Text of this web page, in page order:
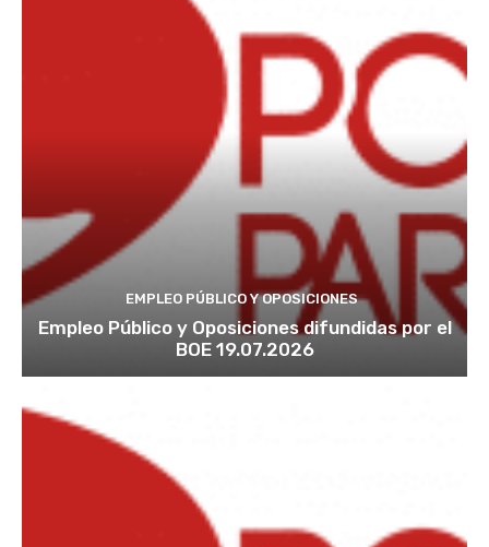
EMPLEO PÚBLICO Y OPOSICIONES
Empleo Público y Oposiciones difundidas por el
BOE 19.07.2026